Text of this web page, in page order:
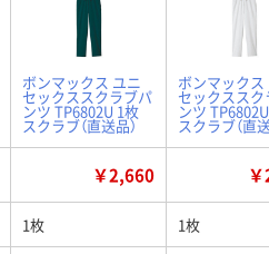
ボンマックス ユニ
セックススクラブパ
ンツ TP6802U 1枚
スクラブ（直送品）
ボンマックス
セックスス
ンツ
スクラブ（直
￥2,660
1枚 1枚